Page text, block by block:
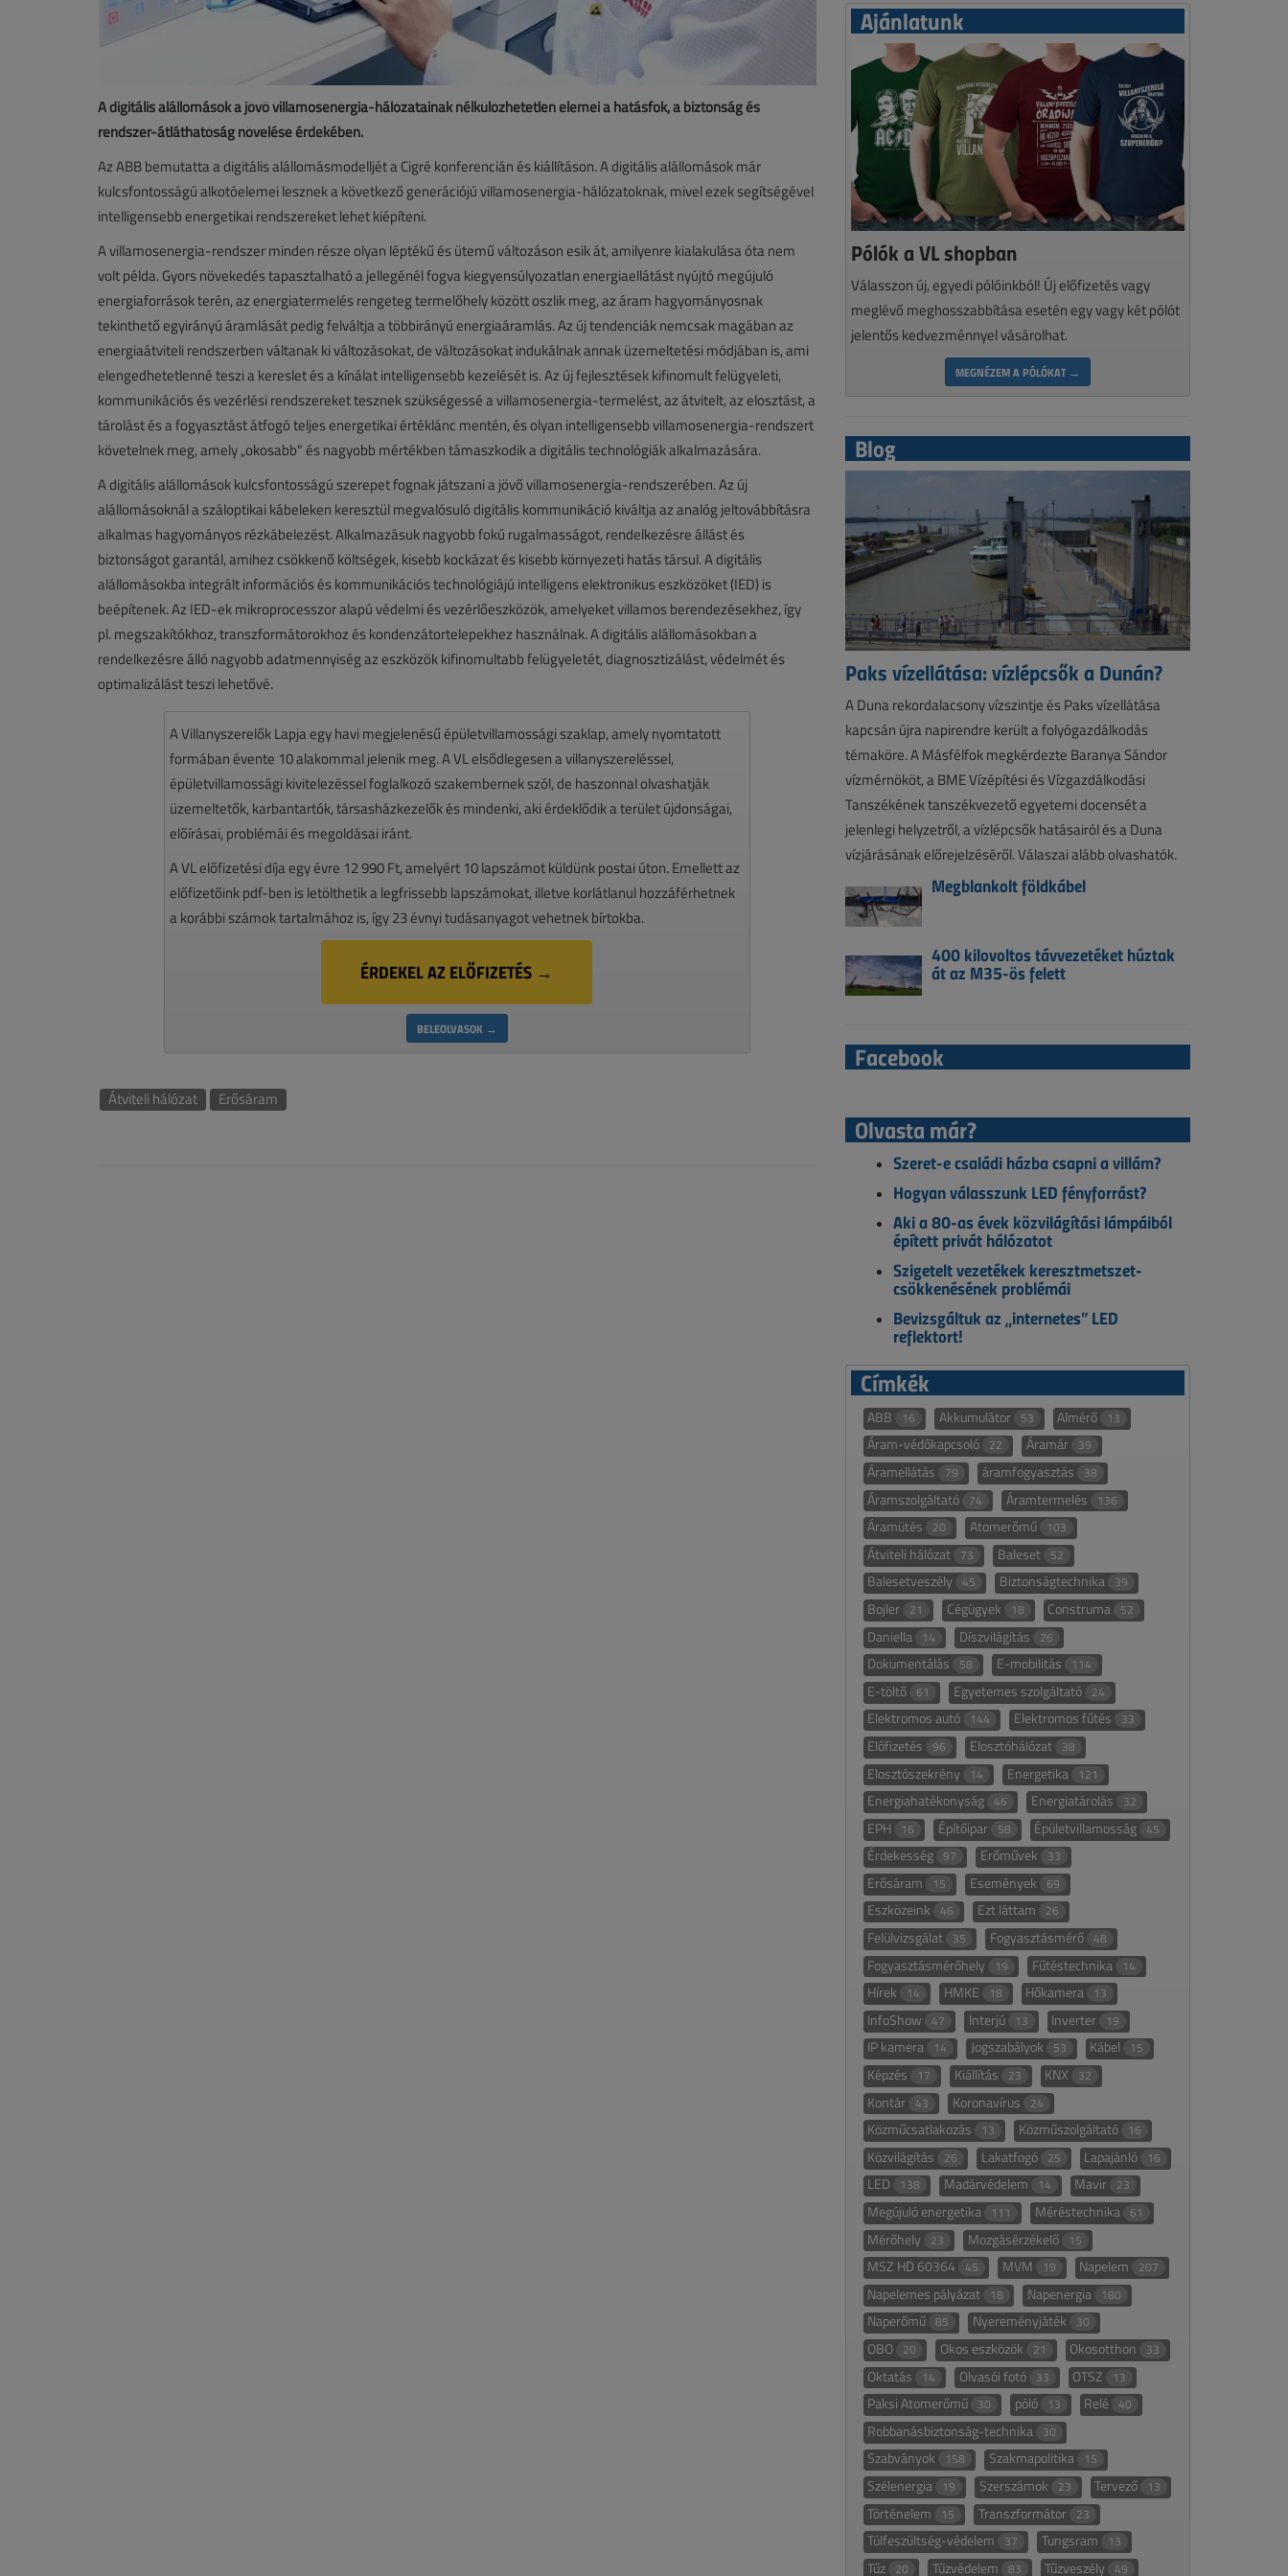
A digitális alállomások a jövő villamosenergia-hálózatainak nélkülözhetetlen elemei a hatásfok, a biztonság és
rendszer-átláthatóság növelése érdekében.
Az ABB bemutatta a digitális alállomásmodelljét a Cigré konferencián és kiállításon. A digitális alállomások már
kulcsfontosságú alkotóelemei lesznek a következő generációjú villamosenergia-hálózatoknak, mivel ezek segítségével
intelligensebb energetikai rendszereket lehet kiépíteni.
A villamosenergia-rendszer minden része olyan léptékű és ütemű változáson esik át, amilyenre kialakulása óta nem
volt példa. Gyors növekedés tapasztalható a jellegénél fogva kiegyensúlyozatlan energiaellátást nyújtó megújuló
energiaforrások terén, az energiatermelés rengeteg termelőhely között oszlik meg, az áram hagyományosnak
tekinthető egyirányú áramlását pedig felváltja a többirányú energiaáramlás. Az új tendenciák nemcsak magában az
energiaátviteli rendszerben váltanak ki változásokat, de változásokat indukálnak annak üzemeltetési módjában is, ami
elengedhetetlenné teszi a kereslet és a kínálat intelligensebb kezelését is. Az új fejlesztések kifinomult felügyeleti,
kommunikációs és vezérlési rendszereket tesznek szükségessé a villamosenergia-termelést, az átvitelt, az elosztást, a
tárolást és a fogyasztást átfogó teljes energetikai értéklánc mentén, és olyan intelligensebb villamosenergia-rendszert
követelnek meg, amely „okosabb" és nagyobb mértékben támaszkodik a digitális technológiák alkalmazására.
A digitális alállomások kulcsfontosságú szerepet fognak játszani a jövő villamosenergia-rendszerében. Az új
alállomásoknál a száloptikai kábeleken keresztül megvalósuló digitális kommunikáció kiváltja az analóg jeltovábbításra
alkalmas hagyományos rézkábelezést. Alkalmazásuk nagyobb fokú rugalmasságot, rendelkezésre állást és
biztonságot garantál, amihez csökkenő költségek, kisebb kockázat és kisebb környezeti hatás társul. A digitális
alállomásokba integrált információs és kommunikációs technológiájú intelligens elektronikus eszközöket (IED) is
beépítenek. Az IED-ek mikroprocesszor alapú védelmi és vezérlőeszközök, amelyeket villamos berendezésekhez, így
pl. megszakítókhoz, transzformátorokhoz és kondenzátortelepekhez használnak. A digitális alállomásokban a
rendelkezésre álló nagyobb adatmennyiség az eszközök kifinomultabb felügyeletét, diagnosztizálást, védelmét és
optimalizálást teszi lehetővé.
A Villanyszerelők Lapja egy havi megjelenésű épületvillamossági szaklap, amely nyomtatott
formában évente 10 alakommal jelenik meg. A VL elsődlegesen a villanyszereléssel,
épületvillamossági kivitelezéssel foglalkozó szakembernek szól, de haszonnal olvashatják
üzemeltetők, karbantartók, társasházkezelők és mindenki, aki érdeklődik a terület újdonságai,
előírásai, problémái és megoldásai iránt.
A VL előfizetési díja egy évre 12 990 Ft, amelyért 10 lapszámot küldünk postai úton. Emellett az
előfizetőink pdf-ben is letölthetik a legfrissebb lapszámokat, illetve korlátlanul hozzáférhetnek
a korábbi számok tartalmához is, így 23 évnyi tudásanyagot vehetnek bírtokba.
ÉRDEKEL AZ ELŐFIZETÉS →
BELEOLVASOK →
Átviteli hálózat Erősáram
Ajánlatunk
Pólók a VL shopban
Válasszon új, egyedi pólóinkból! Új előfizetés vagy
meglévő meghosszabbítása esetén egy vagy két pólót
jelentős kedvezménnyel vásárolhat.
MEGNÉZEM A PÓLÓKAT →
Blog
Paks vízellátása: vízlépcsők a Dunán?
A Duna rekordalacsony vízszintje és Paks vízellátása
kapcsán újra napirendre került a folyógazdálkodás
témaköre. A Másfélfok megkérdezte Baranya Sándor
vízmérnököt, a BME Vízépítési és Vízgazdálkodási
Tanszékének tanszékvezető egyetemi docensét a
jelenlegi helyzetről, a vízlépcsők hatásairól és a Duna
vízjárásának előrejelzéséről. Válaszai alább olvashatók.
Megblankolt földkábel
400 kilovoltos távvezetéket húztak
át az M35-ös felett
Facebook
Olvasta már?
Szeret-e családi házba csapni a villám?
Hogyan válasszunk LED fényforrást?
Aki a 80-as évek közvilágítási lámpáiból
épített privát hálózatot
Szigetelt vezetékek keresztmetszet-
csökkenésének problémái
Bevizsgáltuk az „internetes” LED
reflektort!
Címkék
ABB 16 Akkumulátor 53 Almérő 13
Áram-védőkapcsoló 22 Áramár 39
Áramellátás 79 áramfogyasztás 38
Áramszolgáltató 74 Áramtermelés 136
Áramütés 20 Atomerőmű 103
Átviteli hálózat 73 Baleset 52
Balesetveszély 45 Biztonságtechnika 39
Bojler 21 Cégügyek 18 Construma 52
Daniella 14 Díszvilágítás 26
Dokumentálás 58 E-mobilitás 114
E-töltő 61 Egyetemes szolgáltató 24
Elektromos autó 144 Elektromos fűtés 33
Előfizetés 96 Elosztóhálózat 38
Elosztószekrény 14 Energetika 121
Energiahatékonyság 46 Energiatárolás 32
EPH 16 Építőipar 58 Épületvillamosság 45
Érdekesség 97 Erőművek 33
Erősáram 15 Események 69
Eszközeink 46 Ezt láttam 26
Felülvizsgálat 35 Fogyasztásmérő 48
Fogyasztásmérőhely 19 Fűtéstechnika 14
Hírek 14 HMKE 18 Hőkamera 13
InfoShow 47 Interjú 13 Inverter 19
IP kamera 14 Jogszabályok 53 Kábel 15
Képzés 17 Kiállítás 23 KNX 32
Kontár 43 Koronavírus 24
Közműcsatlakozás 13 Közműszolgáltató 16
Közvilágítás 26 Lakatfogó 25 Lapajánló 16
LED 138 Madárvédelem 14 Mavir 23
Megújuló energetika 111 Méréstechnika 61
Mérőhely 23 Mozgásérzékelő 15
MSZ HD 60364 45 MVM 19 Napelem 207
Napelemes pályázat 18 Napenergia 180
Naperőmű 85 Nyereményjáték 30
OBO 20 Okos eszközök 21 Okosotthon 33
Oktatás 14 Olvasói fotó 33 OTSZ 13
Paksi Atomerőmű 30 póló 13 Relé 40
Robbanásbiztonság-technika 30
Szabványok 158 Szakmapolitika 15
Szélenergia 19 Szerszámok 23 Tervező 13
Történelem 15 Transzformátor 23
Túlfeszültség-védelem 37 Tungsram 13
Tűz 20 Tűzvédelem 83 Tűzveszély 49